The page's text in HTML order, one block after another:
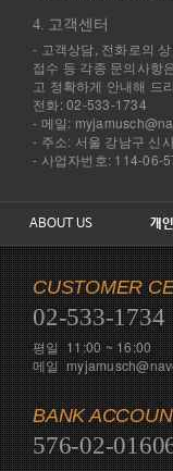
4. 고객센터
- 고객상담, 전화로의
접수 등 각종 문의사항
고 정확하게 안내해 드
전화: 02-533-1734
- 메일:
- 주소: 서울 강남구 신
- 사업자번호: 114-06-
ABOUT US 개
CUSTOMER
02-533-1734
평일 11:00 ~ 16:00
메일
BANK
576-02-